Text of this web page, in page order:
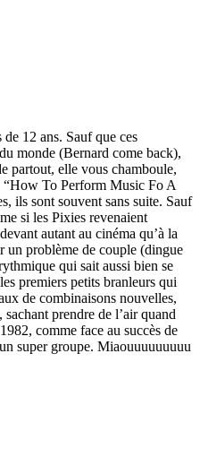
12 ans. Sauf que ces
monde (Bernard come back),
partout, elle vous chamboule,
“How To Perform Music Fo A
ils sont souvent sans suite. Sauf
si les Pixies revenaient
autant au cinéma qu’à la
un problème de couple (dingue
qui sait aussi bien se
premiers petits branleurs qui
de combinaisons nouvelles,
prendre de l’air quand
comme face au succès de
super groupe. Miaouuuuuuuuu